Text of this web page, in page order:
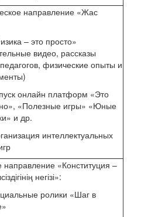
направление «Жас
– это просто»
видео, рассказы
физические опыты и
онлайн платформ «Это
«Полезные игры» «Юные
и др.
интеллектуальных
направление «Конституция –
негізі»:
ролики «Шаг в